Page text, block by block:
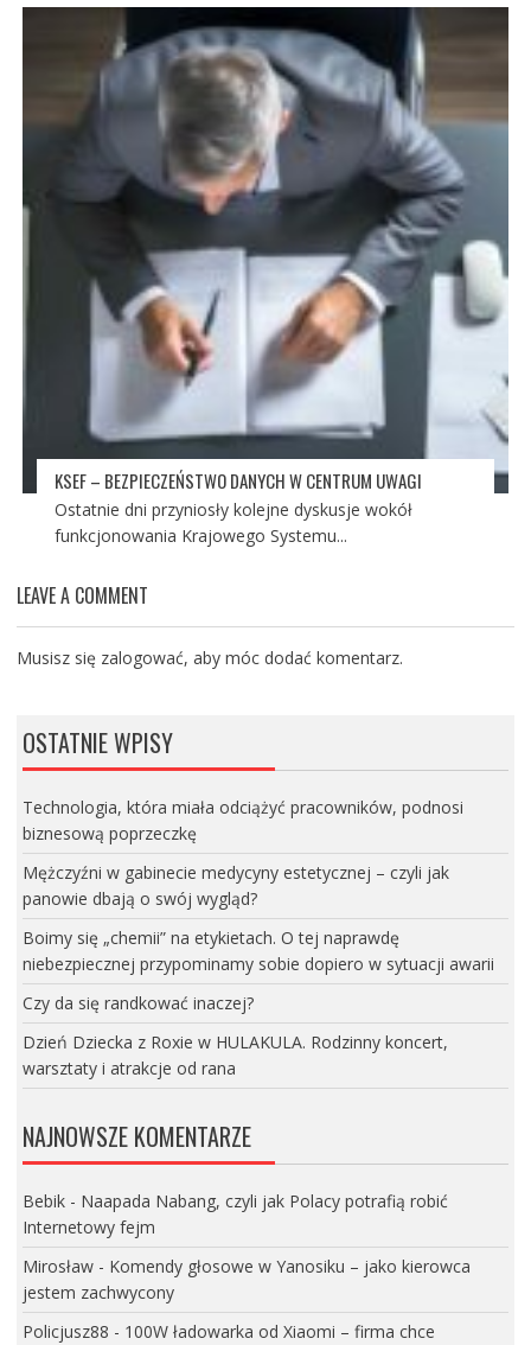
KSEF – BEZPIECZEŃSTWO DANYCH W CENTRUM UWAGI
Ostatnie dni przyniosły kolejne dyskusje wokół
funkcjonowania Krajowego Systemu...
LEAVE A COMMENT
Musisz się zalogować, aby móc dodać komentarz.
OSTATNIE WPISY
Technologia, która miała odciążyć pracowników, podnosi
biznesową poprzeczkę
Mężczyźni w gabinecie medycyny estetycznej – czyli jak
panowie dbają o swój wygląd?
Boimy się „chemii” na etykietach. O tej naprawdę
niebezpiecznej przypominamy sobie dopiero w sytuacji awarii
Czy da się randkować inaczej?
Dzień Dziecka z Roxie w HULAKULA. Rodzinny koncert,
warsztaty i atrakcje od rana
NAJNOWSZE KOMENTARZE
Bebik- Naapada Nabang, czyli jak Polacy potrafią robić
Internetowy fejm
Mirosław- Komendy głosowe w Yanosiku – jako kierowca
jestem zachwycony
Policjusz88 - 100W ładowarka od Xiaomi – firma chce